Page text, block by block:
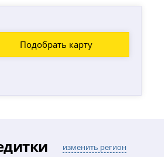
Подобрать карту
изменить регион